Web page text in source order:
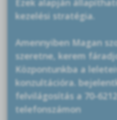
Ezek alapján
kezelési stratégia.
Amennyiben Magan
szeretne, kerem
Központunkba a
konzultációra.
felvilágosítás a 70-
telefonszámon